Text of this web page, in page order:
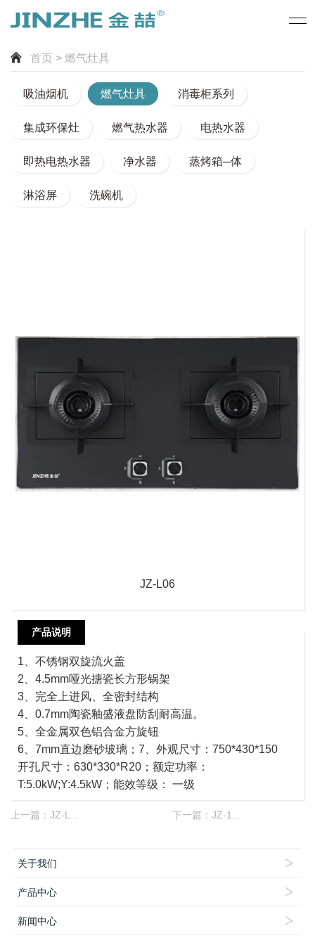
首页 > 燃气灶具
吸油烟机 燃气灶具 消毒柜系列
集成环保灶 燃气热水器 电热水器
即热电热水器 净水器 蒸烤箱─体
淋浴屏 洗碗机
JZ-L06
产品说明
1、不锈钢双旋流火盖
2、4.5mm哑光搪瓷长方形锅架
3、完全上进风、全密封结构
4、0.7mm陶瓷釉盛液盘防刮耐高温。
5、全金属双色铝合金方旋钮
6、7mm直边磨砂玻璃；7、外观尺寸：750*430*150
开孔尺寸：630*330*R20；额定功率：
T:5.0kW;Y:4.5kW；能效等级： 一级
上一篇： JZ-L... 下一篇： JZ-1...
关于我们
产品中心
新闻中心